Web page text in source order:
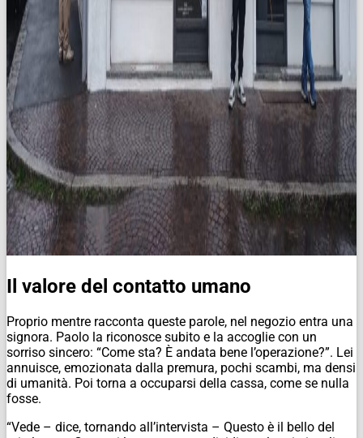
Il valore del contatto umano
Proprio mentre racconta queste parole, nel negozio entra una
signora. Paolo la riconosce subito e la accoglie con un
sorriso sincero: “Come sta? È andata bene l’operazione?”. Lei
annuisce, emozionata dalla premura, pochi scambi, ma densi
di umanità. Poi torna a occuparsi della cassa, come se nulla
fosse.
“Vede – dice, tornando all’intervista – Questo è il bello del